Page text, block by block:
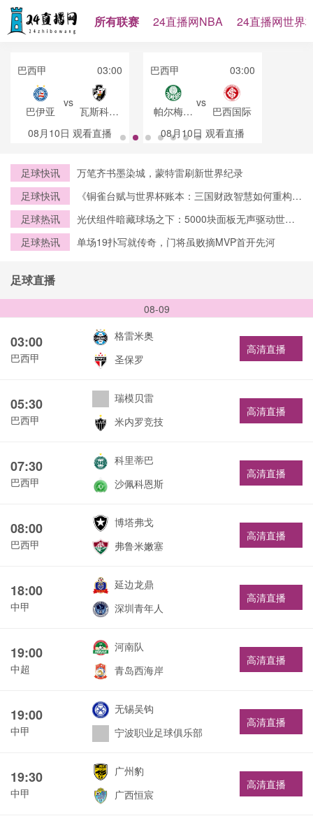
所有联赛 24直播网NBA 24直播网世界
巴西甲 03:00
巴伊亚
vs
瓦斯科达
伽马
08月10日 观看直播
巴西甲 03:00
帕尔梅拉
斯
vs
巴西国际
08月10日 观看直播
足球快讯
万笔齐书墨染城，蒙特雷刷新世界纪录
足球快讯
《铜雀台赋与世界杯账本：三国财政智慧如何重构
足球热讯
光伏组件暗藏球场之下：5000块面板无声驱动世界
足球热讯 单场19扑写就传奇，门将虽败摘MVP首开先河
足球直播
08-09
03:00
巴西甲
格雷米奥
圣保罗
高清直播
05:30
巴西甲
瑞模贝雷
米内罗竞技
高清直播
07:30
巴西甲
科里蒂巴
沙佩科恩斯
高清直播
08:00
巴西甲
博塔弗戈
弗鲁米嫩塞
高清直播
18:00
中甲
延边龙鼎
深圳青年人
高清直播
19:00
中超
河南队
青岛西海岸
高清直播
19:00
中甲
无锡吴钩
宁波职业足球俱乐部
高清直播
19:30
中甲
广州豹
广西恒宸
高清直播